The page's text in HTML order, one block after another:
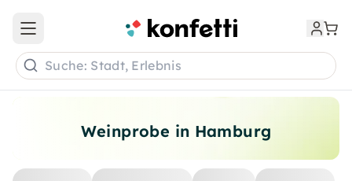
Weinprobe in Hamburg
Open main menu
Suche: Stadt, Erlebnis